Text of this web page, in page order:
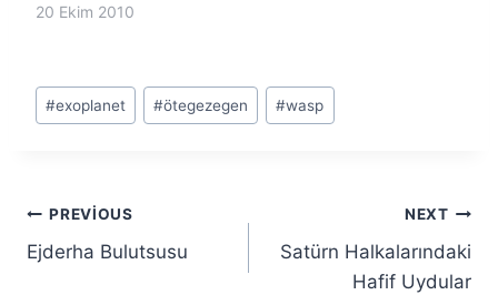
20 Ekim 2010
Post
Tags:
#exoplanet #ötegezegen #wasp
Yazı
gezinmesi
PREVIOUS
Ejderha Bulutsusu
NEXT
Satürn Halkalarındaki
Hafif Uydular